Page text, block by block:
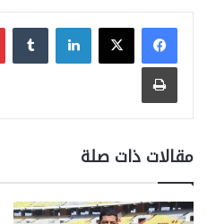
لينكدإن
طباعة
مقالات ذات صلة